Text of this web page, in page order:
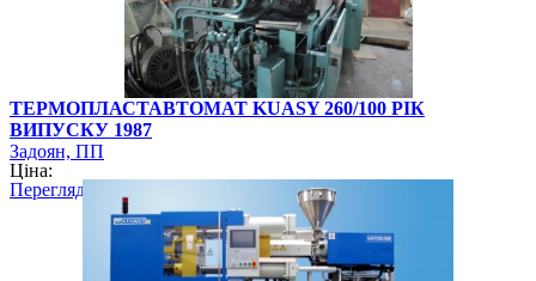
ТЕРМОПЛАСТАВТОМАТ KUASY 260/100 РІК
ВИПУСКУ 1987
Задоян, ПП
Ціна:
Перегляд